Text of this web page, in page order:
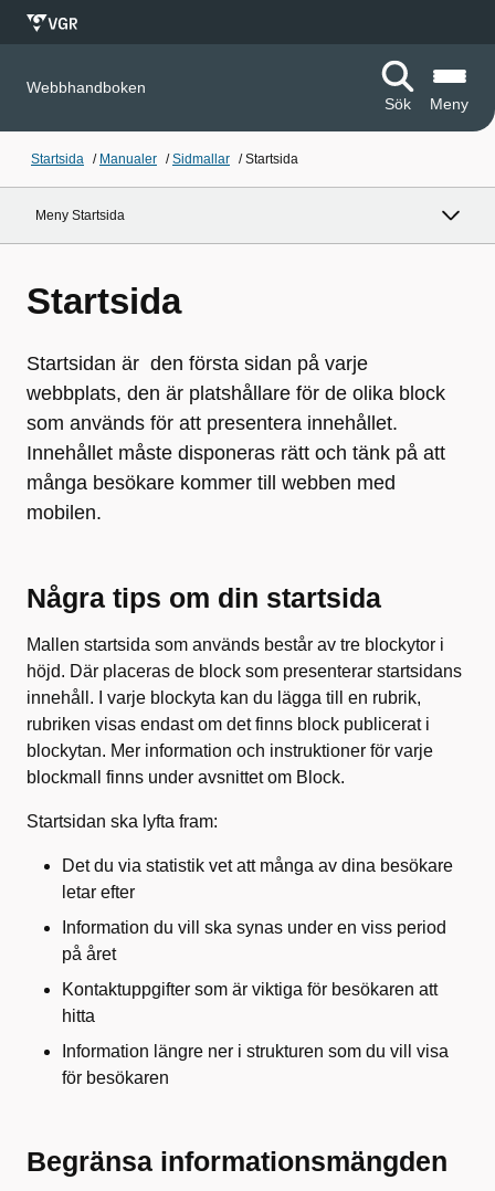
Webbhandboken
Sök
Meny
Startsida / Manualer /Sidmallar /Startsida
Meny Startsida
Startsida
Startsidan är den första sidan på varje
webbplats, den är platshållare för de olika block
som används för att presentera innehållet.
Innehållet måste disponeras rätt och tänk på att
många besökare kommer till webben med
mobilen.
Några tips om din startsida
Mallen startsida som används består av tre blockytor i
höjd. Där placeras de block som presenterar startsidans
innehåll. I varje blockyta kan du lägga till en rubrik,
rubriken visas endast om det finns block publicerat i
blockytan. Mer information och instruktioner för varje
blockmall finns under avsnittet om Block.
Startsidan ska lyfta fram:
Det du via statistik vet att många av dina besökare
letar efter
Information du vill ska synas under en viss period
på året
Kontaktuppgifter som är viktiga för besökaren att
hitta
Information längre ner i strukturen som du vill visa
för besökaren
Begränsa informationsmängden